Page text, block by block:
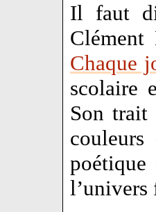
Il faut
Chaque
scolaire
Son trait
poétique